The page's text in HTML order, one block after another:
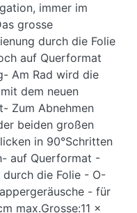
immer im
grosse
durch die Folie
auf Querformat
Am Rad wird die
dem neuen
Zum Abnehmen
beiden großen
in 90°Schritten
auf Querformat -
durch die Folie - O-
- für
max.Grosse:11 x